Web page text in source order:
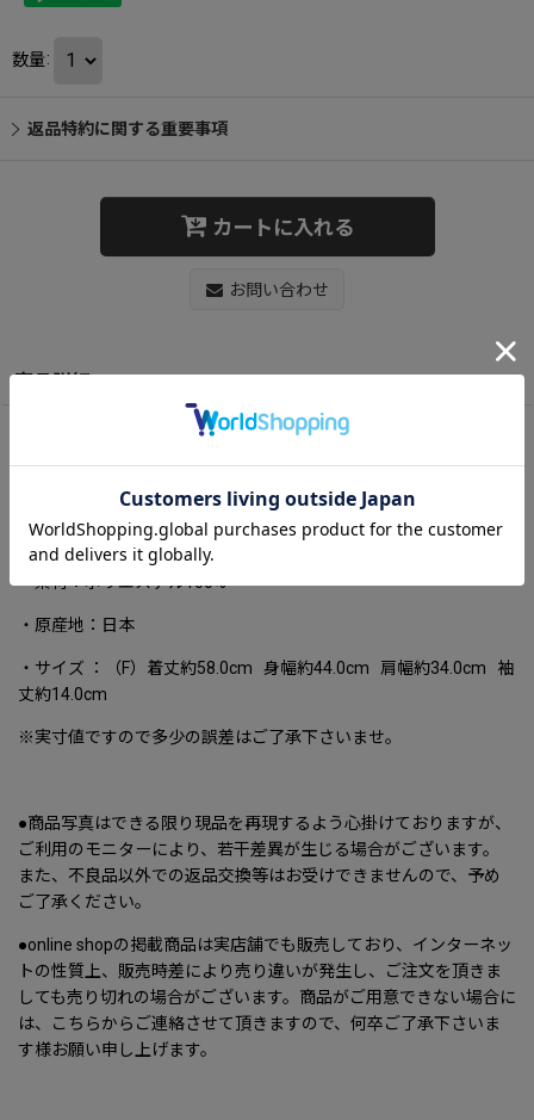
数量:
返品特約に関する重要事項
カートに入れる
お問い合わせ
商品詳細
・カラー：WHITE MARBLE
・素材：ポリエステル100%
・原産地：日本
・サイズ ：（F）着丈約58.0cm 身幅約44.0cm 肩幅約34.0cm 袖
丈約14.0cm
※実寸値ですので多少の誤差はご了承下さいませ。
●商品写真はできる限り現品を再現するよう心掛けておりますが、
ご利用のモニターにより、若干差異が生じる場合がございます。
また、不良品以外での返品交換等はお受けできませんので、予め
ご了承ください。
●online shopの掲載商品は実店舗でも販売しており、インターネッ
トの性質上、販売時差により売り違いが発生し、ご注文を頂きま
しても売り切れの場合がございます。商品がご用意できない場合に
は、こちらからご連絡させて頂きますので、何卒ご了承下さいま
す様お願い申し上げます。